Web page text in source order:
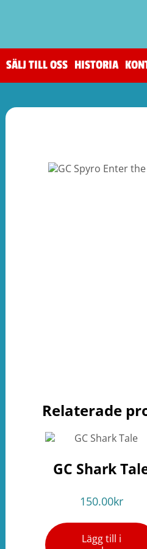
SÄLJ TILL OSS HISTORIA
Relaterade
GC Shark
150.00kr
Lägg till i